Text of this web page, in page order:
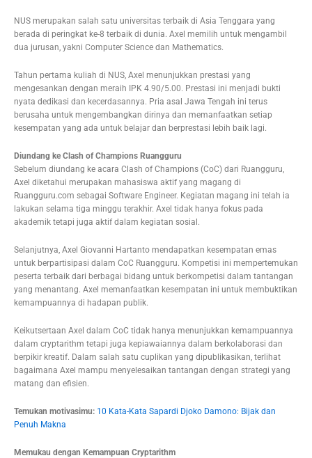
NUS merupakan salah satu universitas terbaik di Asia Tenggara yang
berada di peringkat ke-8 terbaik di dunia. Axel memilih untuk mengambil
dua jurusan, yakni Computer Science dan Mathematics.
Tahun pertama kuliah di NUS, Axel menunjukkan prestasi yang
mengesankan dengan meraih IPK 4.90/5.00. Prestasi ini menjadi bukti
nyata dedikasi dan kecerdasannya. Pria asal Jawa Tengah ini terus
berusaha untuk mengembangkan dirinya dan memanfaatkan setiap
kesempatan yang ada untuk belajar dan berprestasi lebih baik lagi.
Diundang ke Clash of Champions Ruangguru
Sebelum diundang ke acara Clash of Champions (CoC) dari Ruangguru,
Axel diketahui merupakan mahasiswa aktif yang magang di
Ruangguru.com sebagai Software Engineer. Kegiatan magang ini telah ia
lakukan selama tiga minggu terakhir. Axel tidak hanya fokus pada
akademik tetapi juga aktif dalam kegiatan sosial.
Selanjutnya, Axel Giovanni Hartanto mendapatkan kesempatan emas
untuk berpartisipasi dalam CoC Ruangguru. Kompetisi ini mempertemukan
peserta terbaik dari berbagai bidang untuk berkompetisi dalam tantangan
yang menantang. Axel memanfaatkan kesempatan ini untuk membuktikan
kemampuannya di hadapan publik.
Keikutsertaan Axel dalam CoC tidak hanya menunjukkan kemampuannya
dalam cryptarithm tetapi juga kepiawaiannya dalam berkolaborasi dan
berpikir kreatif. Dalam salah satu cuplikan yang dipublikasikan, terlihat
bagaimana Axel mampu menyelesaikan tantangan dengan strategi yang
matang dan efisien.
Temukan motivasimu: 10 Kata-Kata Sapardi Djoko Damono: Bijak dan
Penuh Makna
Memukau dengan Kemampuan Cryptarithm